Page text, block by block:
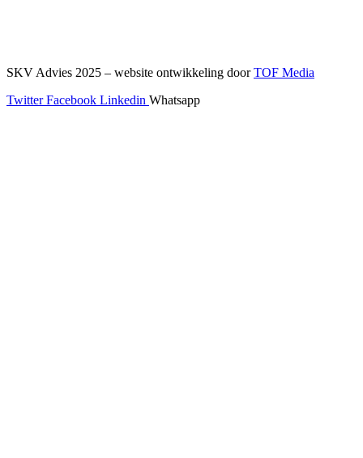
SKV Advies 2025 – website ontwikkeling doorTOF Media
Twitter Facebook Linkedin Whatsapp